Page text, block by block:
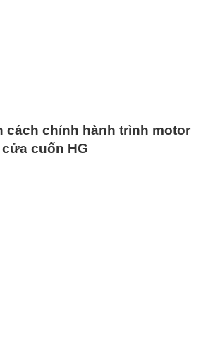
cách chỉnh hành trình motor
cửa cuốn HG